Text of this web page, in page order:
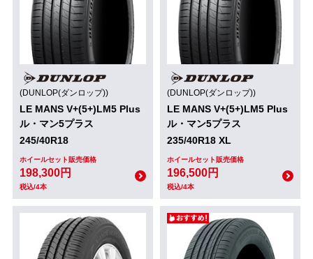
(DUNLOP(ダンロップ))
LE MANS V+(5+)LM5 Plus
ル・マン5プラス
245/40R18
ホイールセット販売価格
198,300円
税込/4本
(DUNLOP(ダンロップ))
LE MANS V+(5+)LM5 Plus
ル・マン5プラス
235/40R18 XL
ホイールセット販売価格
196,500円
税込/4本